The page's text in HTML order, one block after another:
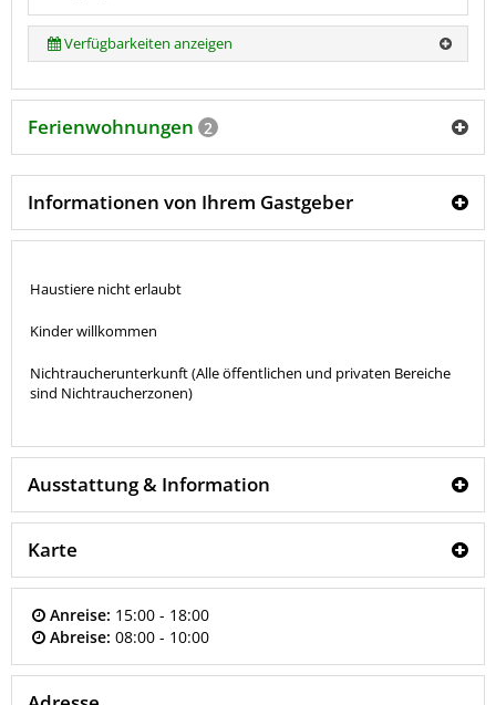
Verfügbarkeiten anzeigen
Ferienwohnungen 2
Informationen von Ihrem Gastgeber
Haustiere nicht erlaubt
Kinder willkommen
Nichtraucherunterkunft (Alle öffentlichen und privaten Bereiche
sind Nichtraucherzonen)
Ausstattung & Information
Karte
Anreise: 15:00 - 18:00
Abreise: 08:00 - 10:00